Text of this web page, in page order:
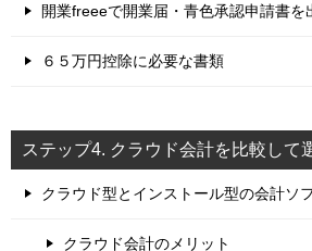
開業freeeで開業届・青色承認申請書を
６５万円控除に必要な書類
ステップ4. クラウド会計を比較して
クラウド型とインストール型の会計ソ
クラウド会計のメリット